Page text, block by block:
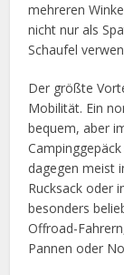
mehreren
nicht nur als
Schaufel
Der größte
Mobilität. Ein
bequem, aber
dagegen meist
Rucksack oder
besonders
Offroad-
Pannen oder